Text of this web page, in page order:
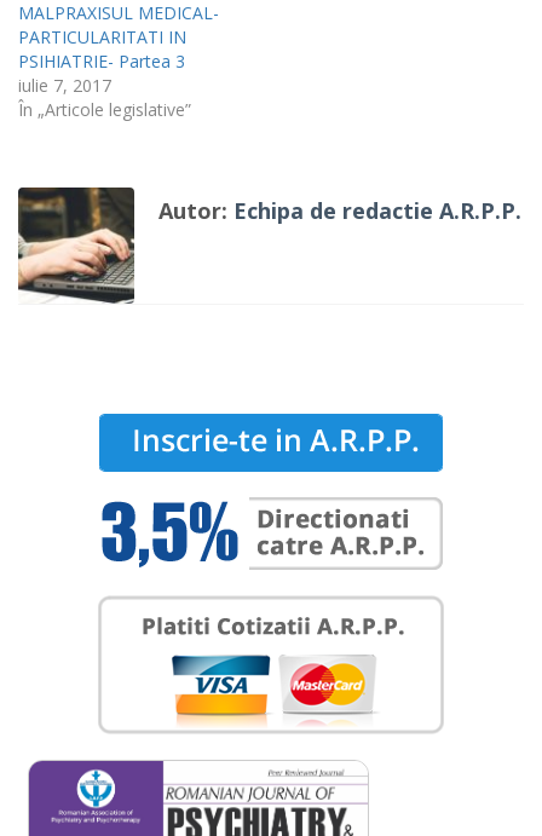
MALPRAXISUL MEDICAL-
PARTICULARITATI IN
PSIHIATRIE- Partea 3
iulie 7, 2017
În „Articole legislative”
Autor: Echipa de redactie A.R.P.P.